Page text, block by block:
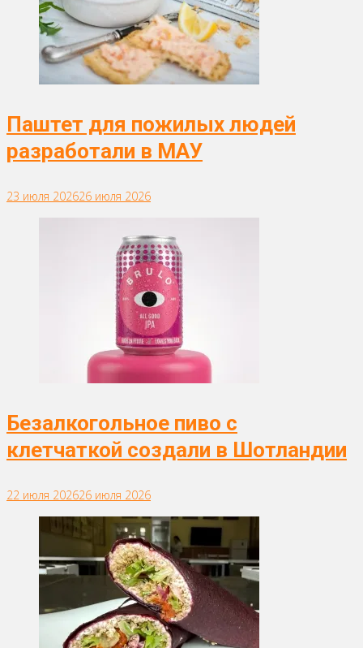
Паштет для пожилых людей
разработали в МАУ
23 июля 202626 июля 2026
Безалкогольное пиво с
клетчаткой создали в Шотландии
22 июля 202626 июля 2026